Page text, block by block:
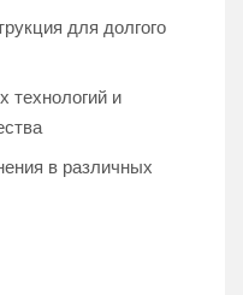
для долгого
технологий и
в различных